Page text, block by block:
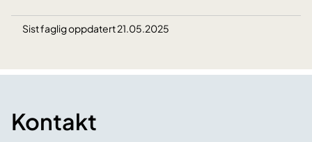
Sist faglig oppdatert 21.05.2025
Kontakt